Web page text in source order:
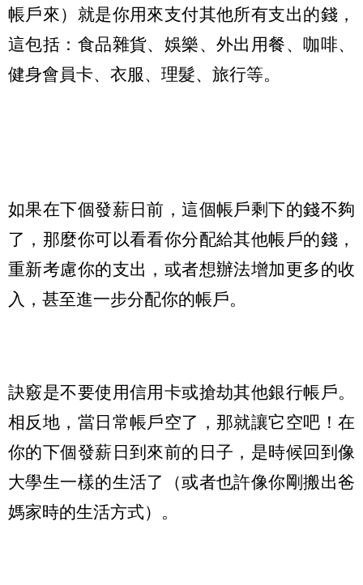
帳戶來）就是你用來支付其他所有支出的錢，
這包括：食品雜貨、娛樂、外出用餐、咖啡、
健身會員卡、衣服、理髮、旅行等。
如果在下個發薪日前，這個帳戶剩下的錢不夠
了，那麼你可以看看你分配給其他帳戶的錢，
重新考慮你的支出，或者想辦法增加更多的收
入，甚至進一步分配你的帳戶。
訣竅是不要使用信用卡或搶劫其他銀行帳戶。
相反地，當日常帳戶空了，那就讓它空吧！在
你的下個發薪日到來前的日子，是時候回到像
大學生一樣的生活了（或者也許像你剛搬出爸
媽家時的生活方式）。